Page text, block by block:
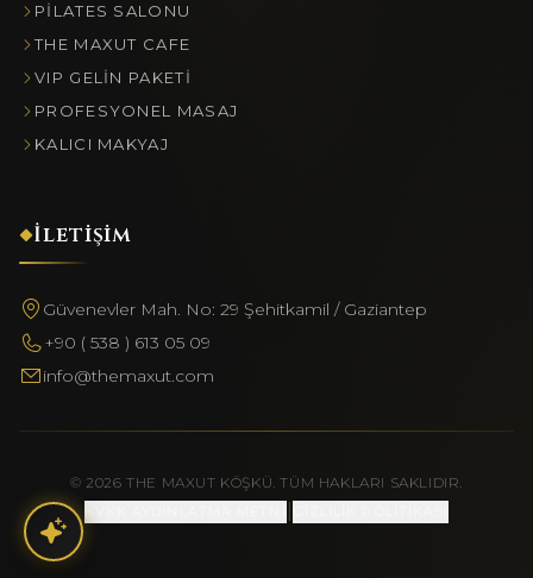
PILATES SALONU
THE MAXUT CAFE
VIP GELIN PAKETI
PROFESYONEL MASAJ
KALICI MAKYAJ
İletişim
Güvenevler Mah. No: 29 Şehitkamil / Gaziantep
+90 ( 538 ) 613 05 09
info@themaxut.com
© 2026 THE MAXUT KÖŞKÜ. TÜM HAKLARI SAKLIDIR.